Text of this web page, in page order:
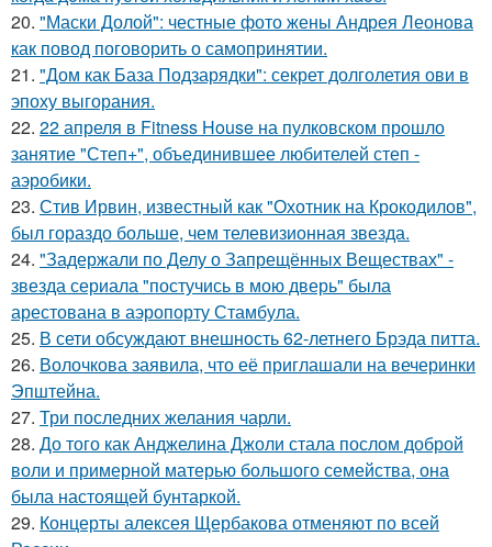
20. "Маски Долой": честные фото жены Андрея Леонова
как повод поговорить о самопринятии.
21. "Дом как База Подзарядки": секрет долголетия ови в
эпоху выгорания.
22. 22 апреля в Fitness House на пулковском прошло
занятие "Степ+", объединившее любителей степ -
аэробики.
23. Стив Ирвин, известный как "Охотник на Крокодилов",
был гораздо больше, чем телевизионная звезда.
24. "Задержали по Делу о Запрещённых Веществах" -
звезда сериала "постучись в мою дверь" была
арестована в аэропорту Стамбула.
25. В сети обсуждают внешность 62-летнего Брэда питта.
26. Волочкова заявила, что её приглашали на вечеринки
Эпштейна.
27. Три последних желания чарли.
28. До того как Анджелина Джоли стала послом доброй
воли и примерной матерью большого семейства, она
была настоящей бунтаркой.
29. Концерты алексея Щербакова отменяют по всей